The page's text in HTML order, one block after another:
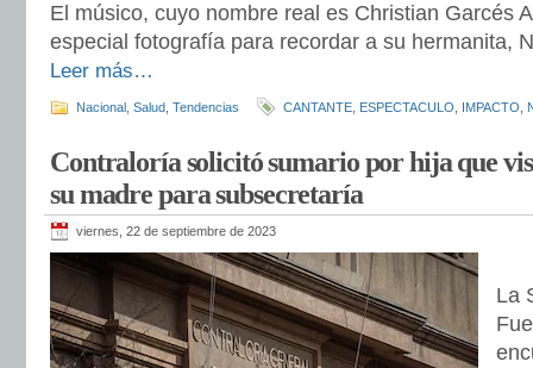
El músico, cuyo nombre real es Christian Garcés
especial fotografía para recordar a su hermanita,
Leer más…
Nacional Salud Tendencias CANTANTE ESPECTACULO IMPACTO
Contraloría solicitó sumario por hija que
su madre para subsecretaría
viernes, 22 de septiembre de 2023
La